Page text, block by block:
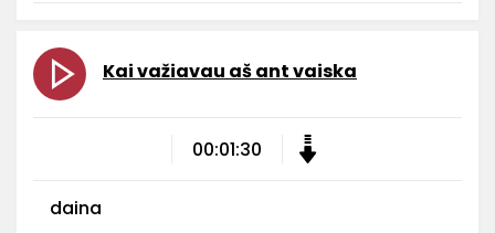
Kai važiavau aš ant vaiska
00:01:30
daina